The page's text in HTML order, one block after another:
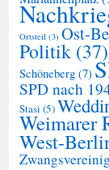
Ortsteil (3) Ost-
Politik (37)
Schöneberg (7)
SPD nach
Stasi (5)
Weimarer
West-